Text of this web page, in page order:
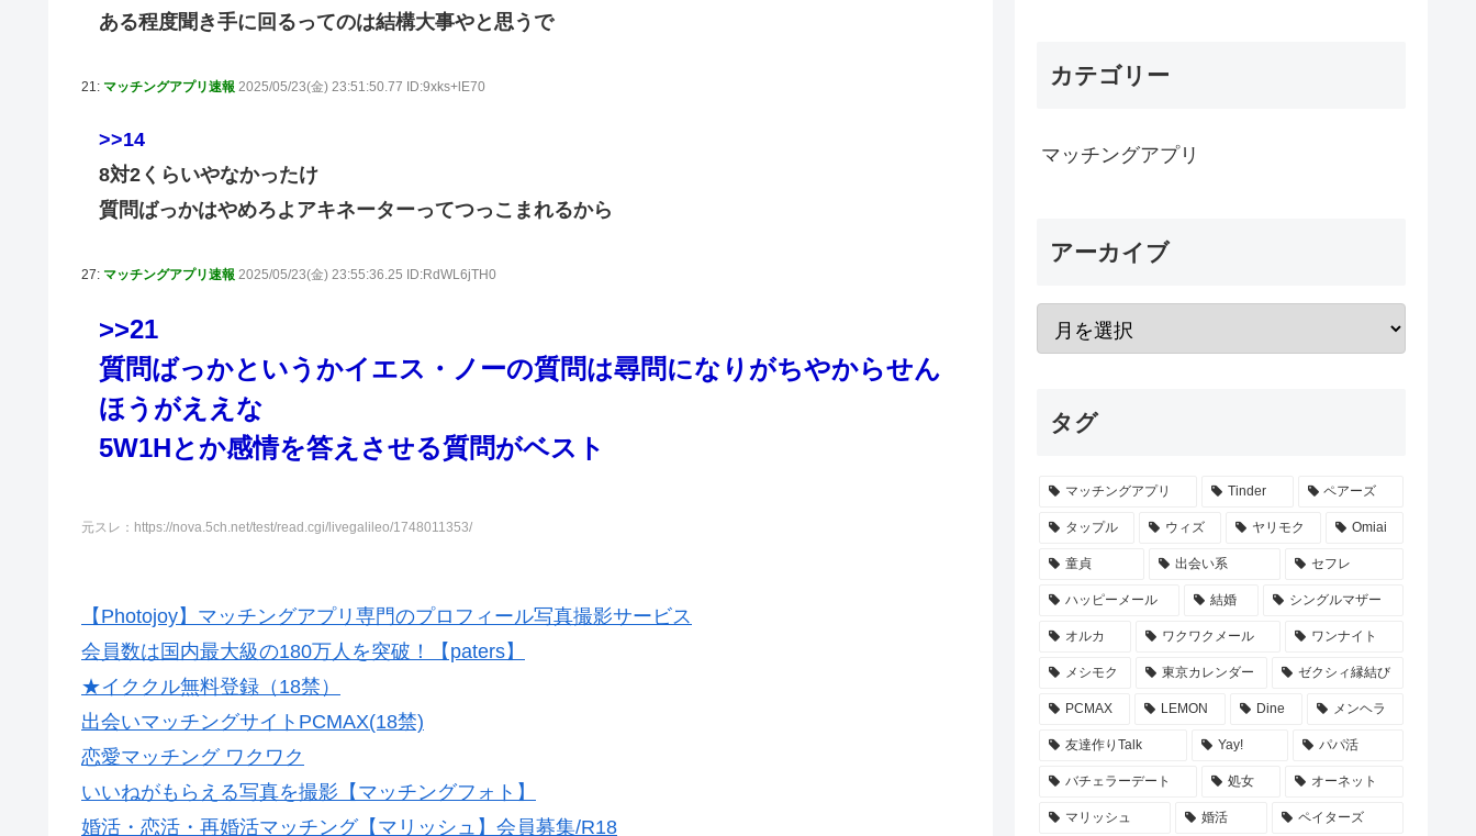
ある程度聞き手に回るってのは結構大事やと思うで
21: マッチングアプリ速報 2025/05/23(金) 23:51:50.77 ID:9xks+lE70
>>14
8対2くらいやなかったけ
質問ばっかはやめろよアキネーターってつっこまれるから
27: マッチングアプリ速報 2025/05/23(金) 23:55:36.25 ID:RdWL6jTH0
>>21
質問ばっかというかイエス・ノーの質問は尋問になりがちやからせん
ほうがええな
5W1Hとか感情を答えさせる質問がベスト
元スレ：https://nova.5ch.net/test/read.cgi/livegalileo/1748011353/
【Photojoy】マッチングアプリ専門のプロフィール写真撮影サービス
会員数は国内最大級の180万人を突破！【paters】
★イククル無料登録（18禁）
出会いマッチングサイトPCMAX(18禁)
恋愛マッチング ワクワク
いいねがもらえる写真を撮影【マッチングフォト】
婚活・恋活・再婚活マッチング【マリッシュ】会員募集/R18
カテゴリー
マッチングアプリ
アーカイブ
タグ
マッチングアプリ Tinder ペアーズ
タップル ウィズ ヤリモク Omiai
童貞 出会い系 セフレ
ハッピーメール 結婚 シングルマザー
オルカ ワクワクメール ワンナイト
メシモク 東京カレンダー ゼクシィ縁結び
PCMAX LEMON Dine メンヘラ
友達作りTalk Yay! パパ活
バチェラーデート 処女 オーネット
マリッシュ 婚活 ペイターズ